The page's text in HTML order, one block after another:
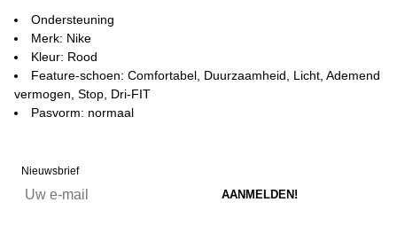
Ondersteuning
Merk: Nike
Kleur: Rood
Feature-schoen: Comfortabel, Duurzaamheid, Licht, Ademend
vermogen, Stop, Dri-FIT
Pasvorm: normaal
Nieuwsbrief